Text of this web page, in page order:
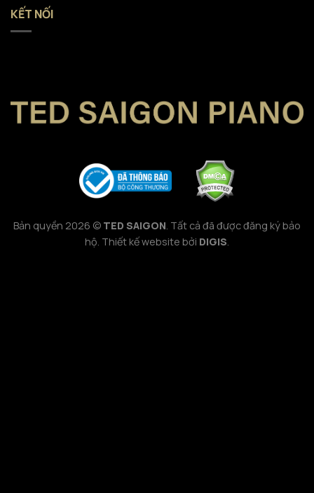
KẾT NỐI
Bản quyền 2026 © TED SAIGON. Tất cả đã được đăng ký bảo
hộ. Thiết kế website bởi DIGIS.